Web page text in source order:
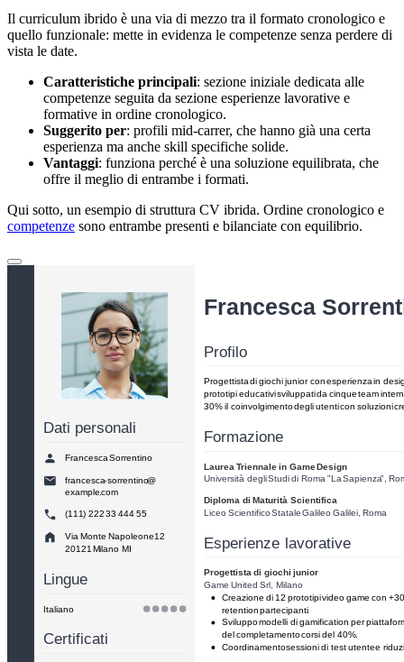
Il curriculum ibrido è una via di mezzo tra il formato cronologico e
quello funzionale: mette in evidenza le competenze senza perdere di
vista le date.
Caratteristiche principali: sezione iniziale dedicata alle
competenze seguita da sezione esperienze lavorative e
formative in ordine cronologico.
Suggerito per: profili mid-carrer, che hanno già una certa
esperienza ma anche skill specifiche solide.
Vantaggi: funziona perché è una soluzione equilibrata, che
offre il meglio di entrambe i formati.
Qui sotto, un esempio di struttura CV ibrida. Ordine cronologico e
competenze sono entrambe presenti e bilanciate con equilibrio.